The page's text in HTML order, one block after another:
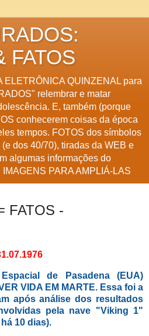
FATOS
ELETRÔNICA QUINZENAL para
relembrar e matar
E, também (porque
conhecerem coisas da época
tempos. FOTOS dos símbolos
dos 40/70), tiradas da WEB e
algumas informações do
PARA AMPLIÁ-LAS
FATOS -
de Pasadena (EUA)
VIDA EM MARTE. Essa foi a
após análise dos resultados
pela nave "Viking 1"
10 dias).